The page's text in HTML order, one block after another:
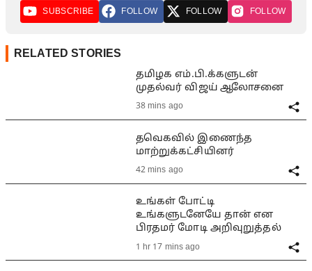
SUBSCRIBE FOLLOW FOLLOW FOLLOW
RELATED STORIES
தமிழக எம்.பி.க்களுடன்
முதல்வர் விஜய் ஆலோசனை
38 mins ago
தவெகவில் இணைந்த
மாற்றுக்கட்சியினர்
42 mins ago
உங்கள் போட்டி
உங்களுடனேயே தான் என
பிரதமர் மோடி அறிவுறுத்தல்
1 hr 17 mins ago